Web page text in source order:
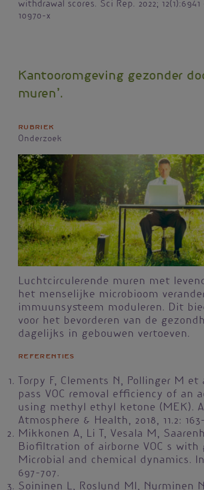
withdrawal scores. Sci Rep. 2022; 12(1):6941
10970-x
Kantooromgeving gezonder
muren’.
Rubriek
Onderzoek
Luchtcirculerende muren met
het menselijke microbioom
immuunsysteem moduleren. Dit
voor het bevorderen van de
dagelijks in gebouwen vertoeven.
Referenties
Torpy F, Clements N, Pollinger M
pass VOC removal efficiency of an
using methyl ethyl ketone (MEK).
Atmosphere & Health, 2018, 11.2: 163-
Mikkonen A, Li T, Vesala M,
Biofiltration of airborne VOC s with
Microbial and chemical dynamics.
697-707.
Soininen L, Roslund MI, Nurminen